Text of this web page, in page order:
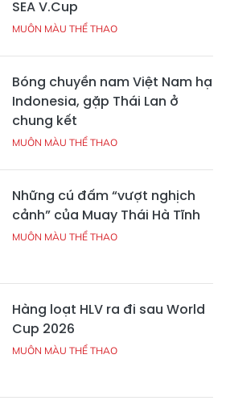
SEA V.Cup
MUÔN MÀU THỂ THAO
Bóng chuyền nam Việt Nam hạ
Indonesia, gặp Thái Lan ở
chung kết
MUÔN MÀU THỂ THAO
Những cú đấm “vượt nghịch
cảnh” của Muay Thái Hà Tĩnh
MUÔN MÀU THỂ THAO
Hàng loạt HLV ra đi sau World
Cup 2026
MUÔN MÀU THỂ THAO